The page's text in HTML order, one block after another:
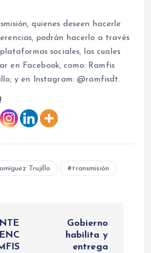
quienes deseen hacerle
podrán hacerlo a través
sociales, las cuales
en Facebook, como: Ramfis
y en Instagram: @ramfisdt.
Trujillo transmisión
Gobierno
habilita y
entrega